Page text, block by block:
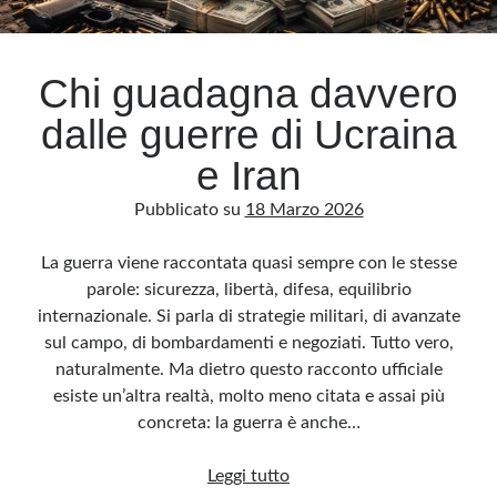
Archivio
Archivi
Questo blog non rappresenta una testata giornalistica, in quanto viene aggiornato
senza alcuna periodicità. Non può pertanto considerarsi un prodotto editoriale ai
sensi della legge n· 62 del 7.03.2001. L’autore non è responsabile di quanto
pubblicato dai lettori nei commenti ai vari post. Saranno comunque cancellati quelli
ritenuti offensivi o lesivi dell’immagine o dell’onorabilità di terzi, di genere spam,
razzisti o che contengano dati personali non conformi al rispetto delle norme sulla
privacy. Alcune immagini inserite in questo blog sono tratte da Internet e, pertanto,
considerate di pubblico dominio. Qualora la loro pubblicazione violasse eventuali
diritti d’autore, vi invito a comunicarlo via e-mail a info[at]dinovalle.it e saranno
Chi guadagna davvero
dalle guerre di Ucraina
e Iran
Pubblicato su 18 Marzo 2026
La guerra viene raccontata quasi sempre con le stesse
parole: sicurezza, libertà, difesa, equilibrio
internazionale. Si parla di strategie militari, di avanzate
sul campo, di bombardamenti e negoziati. Tutto vero,
naturalmente. Ma dietro questo racconto ufficiale
esiste un’altra realtà, molto meno citata e assai più
concreta: la guerra è anche…
Leggi tuttoChi